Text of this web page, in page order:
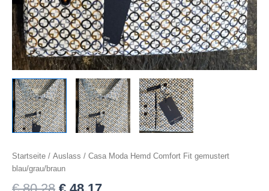
Startseite / Auslass / Casa Moda Hemd Comfort Fit gemustert
blau/grau/braun